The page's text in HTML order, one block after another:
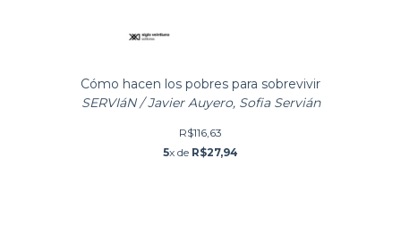
Cómo hacen los pobres para sobrevivir
SERVIáN / Javier Auyero, Sofia Servián
R$116,63
5x de R$27,94